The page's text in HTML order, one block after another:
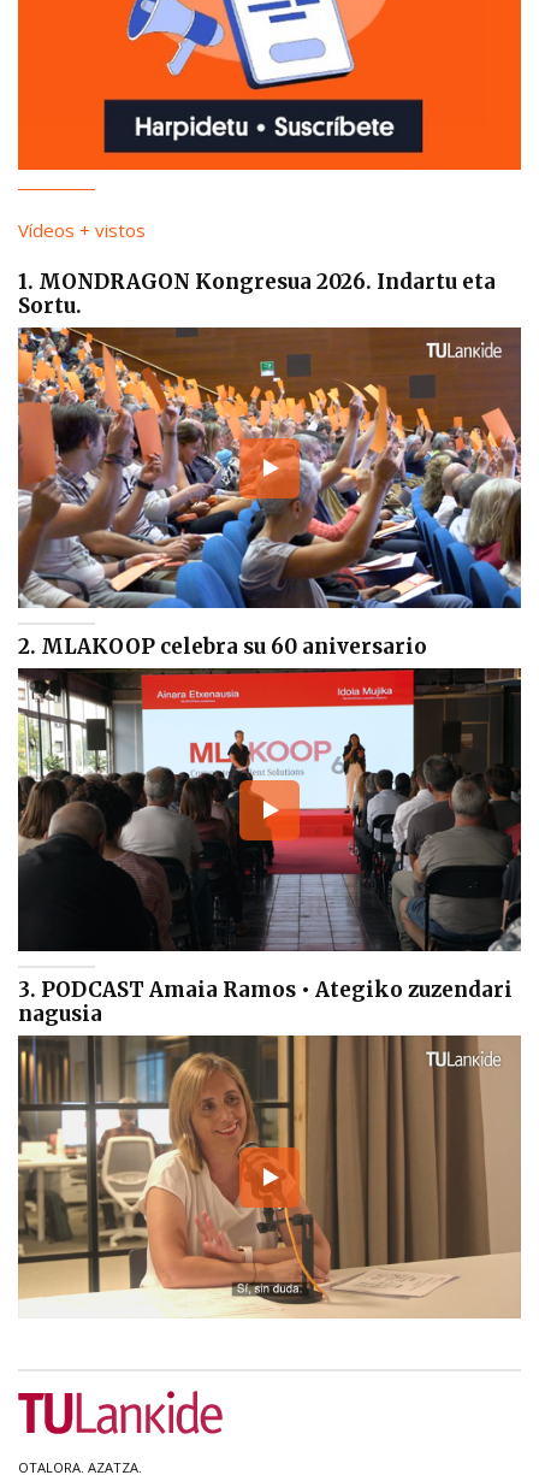
Vídeos + vistos
1. MONDRAGON Kongresua 2026. Indartu eta
Sortu.
2. MLAKOOP celebra su 60 aniversario
3. PODCAST Amaia Ramos • Ategiko zuzendari
nagusia
OTALORA. AZATZA.